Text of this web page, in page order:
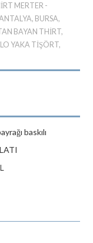
MERTER -
, BURSA,
BAYAN THIRT,
YAKA TIŞÖRT,
baskılı